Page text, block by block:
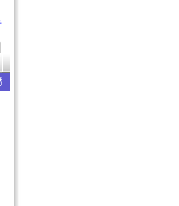
如下 ‧年齡成長取得 AP ‧食物效